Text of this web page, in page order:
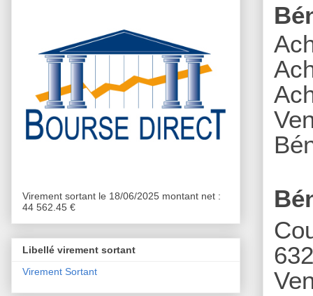
A
Virement sortant le 18/06/2025 montant net :
44 562.45 €
Libellé virement sortant
Virement Sortant